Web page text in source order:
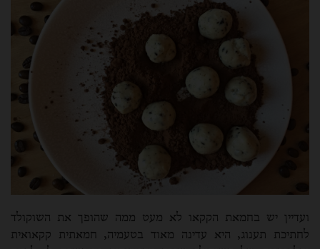
ועדיין יש בחמאת הקקאו לא מעט ממה שהופך את השוקולד
לחתיכת תענוג, היא עדינה מאוד בטעמיה, חמאתית קקאואית